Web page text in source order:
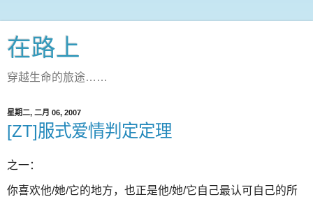
在路上
穿越生命的旅途……
星期二, 二月 06, 2007
[ZT]服式爱情判定定理
之一：
你喜欢他/她/它的地方，也正是他/她/它自己最认可自己的所